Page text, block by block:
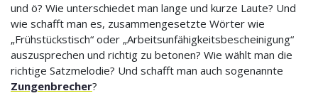
und ö? Wie unterschiedet man lange und kurze Laute? Und
wie schafft man es, zusammengesetzte Wörter wie
„Frühstückstisch“ oder „Arbeitsunfähigkeitsbescheinigung“
auszusprechen und richtig zu betonen? Wie wählt man die
richtige Satzmelodie? Und schafft man auch sogenannte
Zungenbrecher?